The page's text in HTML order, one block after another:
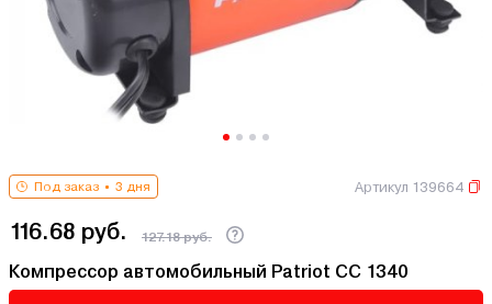
Под заказ 3 дня Артикул 139664
116.68 руб. 127.18 руб.
Компрессор автомобильный Patriot CC 1340